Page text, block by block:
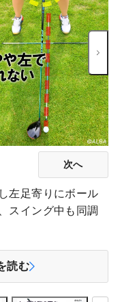
次へ
左足寄りにボール
スイング中も同調
読む